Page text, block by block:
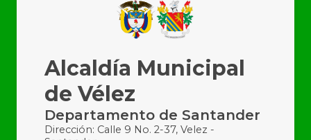
Alcaldía Municipal
de Vélez
Departamento de Santander
Dirección: Calle 9 No. 2-37, Velez -